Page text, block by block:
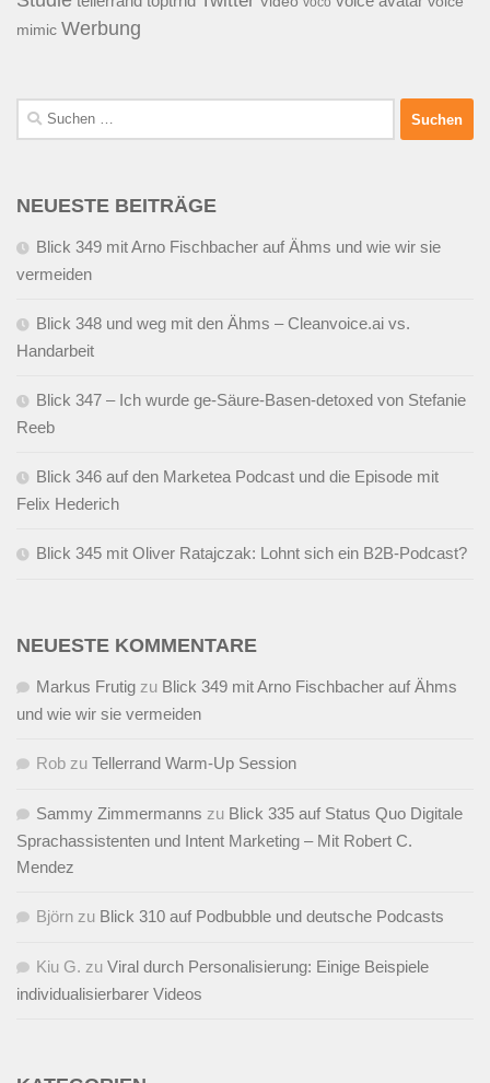
mimic Werbung
Suchen
nach:
NEUESTE BEITRÄGE
Blick 349 mit Arno Fischbacher auf Ähms und wie wir sie
vermeiden
Blick 348 und weg mit den Ähms – Cleanvoice.ai vs.
Handarbeit
Blick 347 – Ich wurde ge-Säure-Basen-detoxed von Stefanie
Reeb
Blick 346 auf den Marketea Podcast und die Episode mit
Felix Hederich
Blick 345 mit Oliver Ratajczak: Lohnt sich ein B2B-Podcast?
NEUESTE KOMMENTARE
Markus Frutig zu Blick 349 mit Arno Fischbacher auf Ähms
und wie wir sie vermeiden
Rob zu Tellerrand Warm-Up Session
Sammy Zimmermanns zu Blick 335 auf Status Quo Digitale
Sprachassistenten und Intent Marketing – Mit Robert C.
Mendez
Björn zu Blick 310 auf Podbubble und deutsche Podcasts
Kiu G. zu Viral durch Personalisierung: Einige Beispiele
individualisierbarer Videos